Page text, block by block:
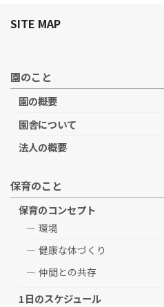
SITE MAP
園のこと
園の概要
園舎について
法人の概要
保育のこと
保育のコンセプト
環境
健康な体づくり
仲間との共存
1日のスケジュール